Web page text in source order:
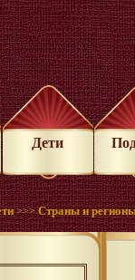
Дети
>>>Страны и